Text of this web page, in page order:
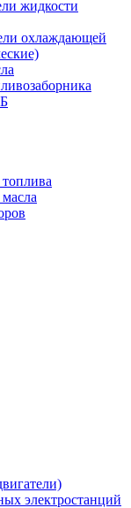
жидкости
охлаждающей
электростанций